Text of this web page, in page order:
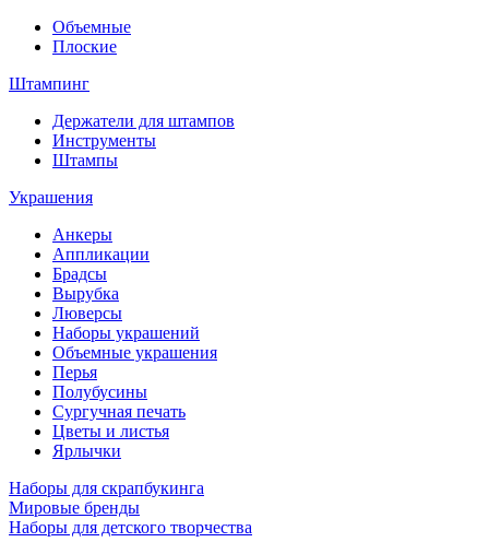
Объемные
Плоские
Штампинг
Держатели для штампов
Инструменты
Штампы
Украшения
Анкеры
Аппликации
Брадсы
Вырубка
Люверсы
Наборы украшений
Объемные украшения
Перья
Полубусины
Сургучная печать
Цветы и листья
Ярлычки
Наборы для скрапбукинга
Мировые бренды
Наборы для детского творчества